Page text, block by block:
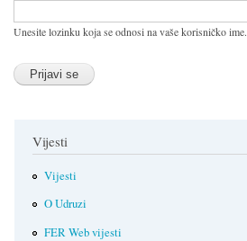
Unesite lozinku koja se odnosi na vaše korisničko ime.
Vijesti
Vijesti
O Udruzi
FER Web vijesti